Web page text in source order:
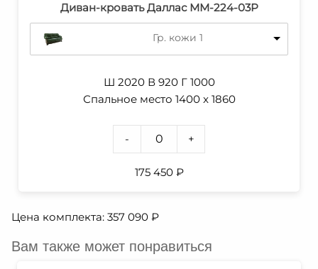
Диван-кровать Даллас ММ-224-03Р
Гр. кожи 1
Ш 2020 В 920 Г 1000
Спальное место 1400 x 1860
- +
175 450 ₽
Цена комплекта: 357 090 ₽
Вам также может понравиться